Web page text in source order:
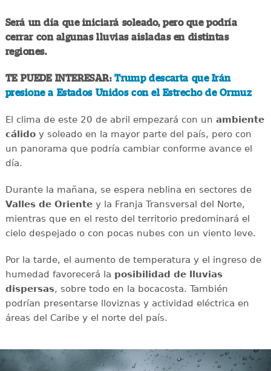
Será un día que iniciará soleado, pero que podría
cerrar con algunas lluvias aisladas en distintas
regiones.
TE PUEDE INTERESAR:Trump descarta que Irán
presione a Estados Unidos con el Estrecho de Ormuz
El clima de este 20 de abril empezará con un ambiente
cálidoy soleado en la mayor parte del país, pero con
un panorama que podría cambiar conforme avance el
día.
Durante la mañana, se espera neblina en sectores de
Valles de Orientey la Franja Transversal del Norte,
mientras que en el resto del territorio predominará el
cielo despejado o con pocas nubes con un viento leve.
Por la tarde, el aumento de temperatura y el ingreso de
humedad favorecerá la posibilidad de lluvias
dispersas, sobre todo en la bocacosta. También
podrían presentarse lloviznas y actividad eléctrica en
áreas del Caribe y el norte del país.